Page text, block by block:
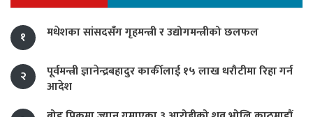
१ मधेशका सांसदसँग गृहमन्त्री र उद्योगमन्त्रीको छलफल
२
पूर्वमन्त्री ज्ञानेन्द्रबहादुर कार्कीलाई १५ लाख धरौटीमा रिहा गर्न
आदेश